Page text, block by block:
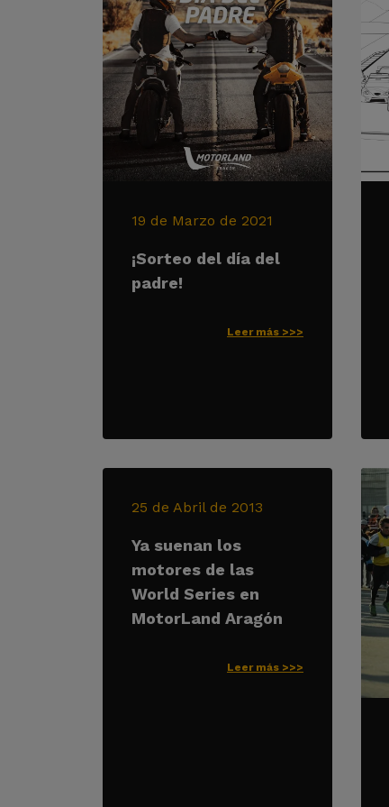
19 de Marzo de 2021
¡Sorteo del día del
padre!
Leer más >>>
25 de Abril de 2013
Ya suenan los
motores de las
World Series en
MotorLand Aragón
Leer más >>>